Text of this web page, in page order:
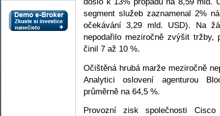
segment služeb zaznamenal 2%
očekávání 3,29 mld. USD). Na
nepodařilo meziročně zvýšit tržby,
činil 7 až 10 %.
Očištěná hrubá marže meziročně
Analytici oslovení agenturou
průměrně na 64,5 %.
Provozní zisk společnosti